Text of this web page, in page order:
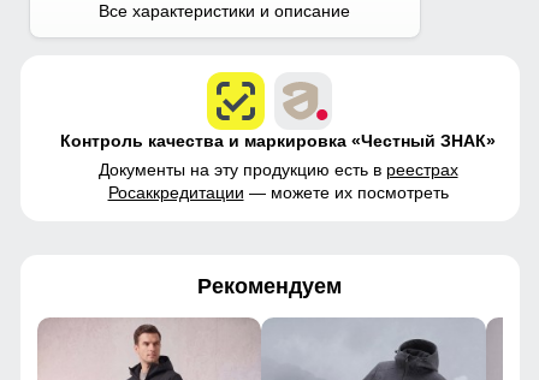
Все характеристики и описание
Контроль качества и маркировка «Честный ЗНАК»
Документы на эту продукцию есть в реестрах
Росаккредитации — можете их посмотреть
Рекомендуем